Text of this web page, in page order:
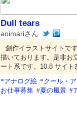
Dull tears
aoimariさん
創作イラストサイトで
描いております。是非お
ート系です。10.8 サイト
*アナログ絵 *クール・ア
お仕事募集 #夏の風景 #